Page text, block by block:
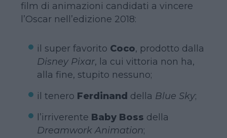
film di animazioni candidati a vincere
l’Oscar nell’edizione 2018:
il super favorito Coco, prodotto dalla
Disney Pixar, la cui vittoria non ha,
alla fine, stupito nessuno;
il tenero Ferdinand della Blue Sky;
l’irriverente Baby Boss della
Dreamwork Animation;